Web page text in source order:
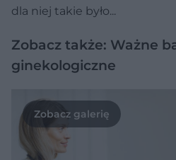
dla niej takie było...
Zobacz także: Ważne
ginekologiczne